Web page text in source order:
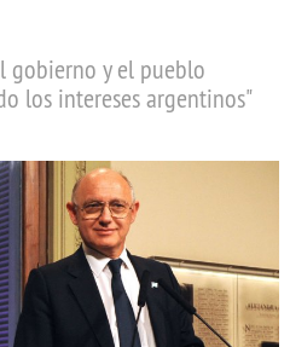
gobierno y el pueblo
los intereses argentinos"